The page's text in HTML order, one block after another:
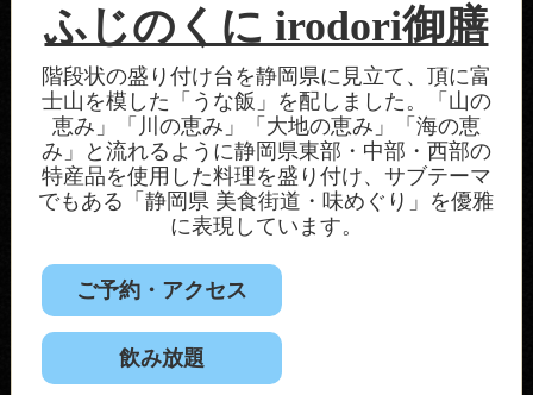
ふじのくに irodori御膳
階段状の盛り付け台を静岡県に見立て、頂に富
士山を模した「うな飯」を配しました。「山の
恵み」「川の恵み」「大地の恵み」「海の恵
み」と流れるように静岡県東部・中部・西部の
特産品を使用した料理を盛り付け、サブテーマ
でもある「静岡県 美食街道・味めぐり」を優雅
に表現しています。
ご予約・アクセス
飲み放題